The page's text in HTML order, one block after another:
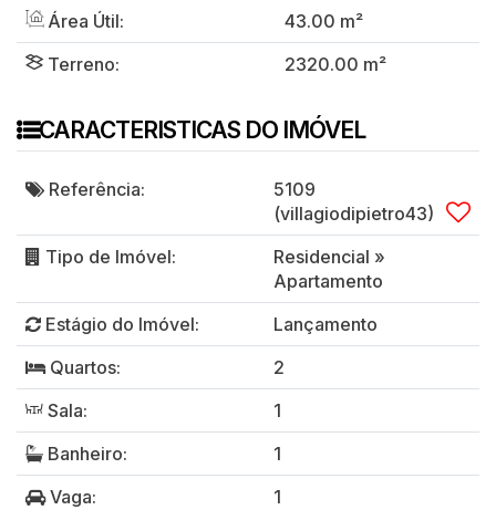
Área Útil:
43.00 m²
Terreno:
2320.00 m²
CARACTERISTICAS DO IMÓVEL
Referência:
5109
(villagiodipietro43)
Tipo de Imóvel:
Residencial »
Apartamento
Estágio do Imóvel:
Lançamento
Quartos:
2
Sala:
1
Banheiro:
1
Vaga:
1